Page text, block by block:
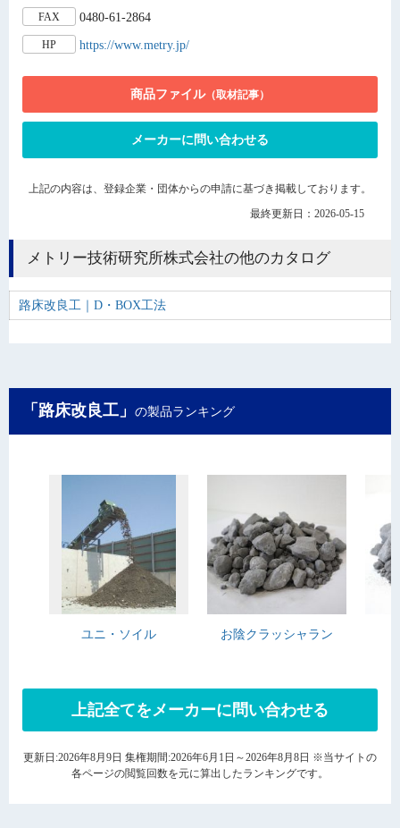
FAX 0480-61-2864
HP https://www.metry.jp/
商品ファイル（取材記事）
メーカーに問い合わせる
上記の内容は、登録企業・団体からの申請に基づき掲載しております。
最終更新日：2026-05-15
メトリー技術研究所株式会社の他のカタログ
路床改良工｜D・BOX工法
「路床改良工」 の製品ランキング
ユニ・ソイル お陰クラッシャラン
上記全てをメーカーに問い合わせる
更新日:2026年8月9日 集権期間:2026年6月1日～2026年8月8日 ※当サイトの
各ページの閲覧回数を元に算出したランキングです。